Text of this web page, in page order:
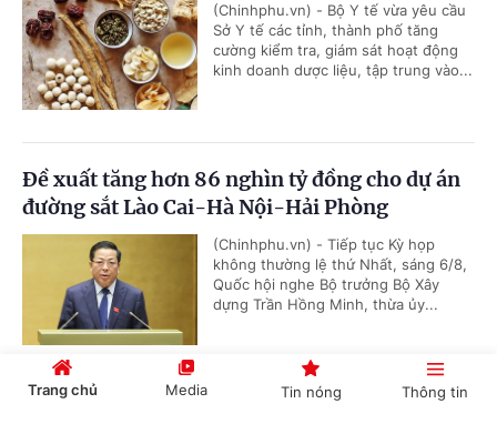
(Chinhphu.vn) - Bộ Y tế vừa yêu cầu
Sở Y tế các tỉnh, thành phố tăng
cường kiểm tra, giám sát hoạt động
kinh doanh dược liệu, tập trung vào...
Đề xuất tăng hơn 86 nghìn tỷ đồng cho dự án
đường sắt Lào Cai-Hà Nội-Hải Phòng
(Chinhphu.vn) - Tiếp tục Kỳ họp
không thường lệ thứ Nhất, sáng 6/8,
Quốc hội nghe Bộ trưởng Bộ Xây
dựng Trần Hồng Minh, thừa ủy...
Trang chủ Media Tin nóng Thông tin